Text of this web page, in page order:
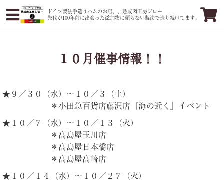
ドイツ製法手造りハムのお店、、熟成肉工房ジロー
先代が100年前に出会った添加物に頼らない製法で造り続けてます。
１０月催事情報！！
★９／３０（水）〜１０／３（土）
＊小田急百貨店藤沢店『海の近く』イベント
★１０／７（水）〜１０／１３（火）
＊高島屋玉川店
＊高島屋日本橋店
＊高島屋高崎店
★１０／１４（水）〜１０／２７（火）